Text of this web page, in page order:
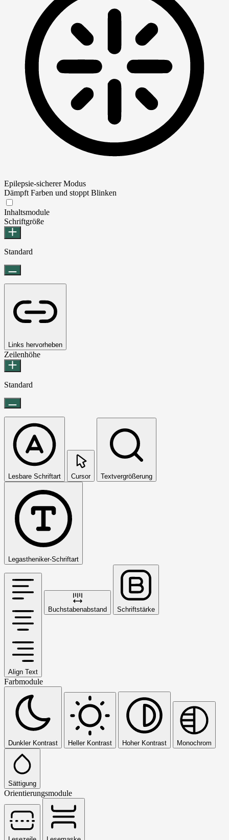
Epilepsie-sicherer Modus
Dämpft Farben und stoppt Blinken
Inhaltsmodule
Schriftgröße
Standard
Links hervorheben
Zeilenhöhe
Standard
Lesbare Schriftart Cursor Textvergrößerung
Legastheniker-Schriftart
Align Text
Buchstabenabstand Schriftstärke
Farbmodule
Dunkler Kontrast Heller Kontrast Hoher Kontrast Monochrom
Sättigung
Orientierungsmodule